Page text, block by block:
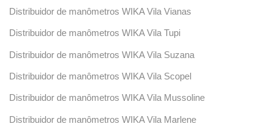
Distribuidor de manômetros WIKA Vila Vianas
Distribuidor de manômetros WIKA Vila Tupi
Distribuidor de manômetros WIKA Vila Suzana
Distribuidor de manômetros WIKA Vila Scopel
Distribuidor de manômetros WIKA Vila Mussoline
Distribuidor de manômetros WIKA Vila Marlene